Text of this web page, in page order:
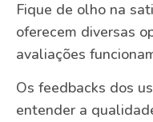
Fique de olho na
oferecem diversas
avaliações
Os feedbacks dos
entender a